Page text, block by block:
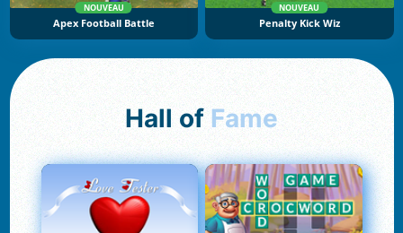
NOUVEAU
Apex Football Battle
NOUVEAU
Penalty Kick Wiz
Hall of Fame